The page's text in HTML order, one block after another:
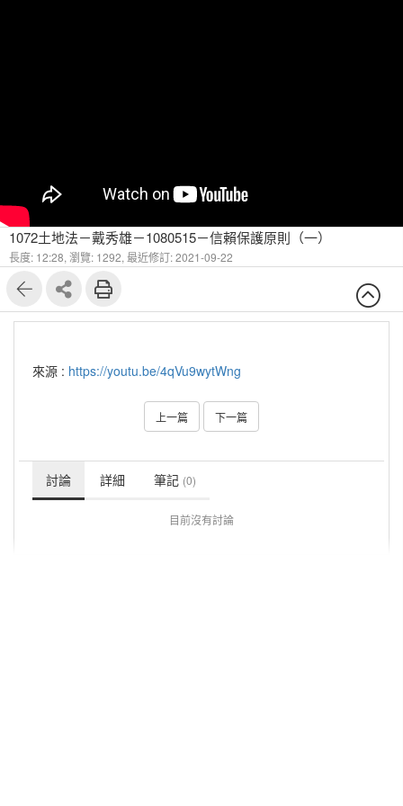
1072土地法－戴秀雄－1080515－信賴保護原則（一）
長度: 12:28, 瀏覽: 1292, 最近修訂: 2021-09-22
來源 : https://youtu.be/4qVu9wytWng
上一篇 下一篇
討論 詳細 筆記 (0)
目前沒有討論